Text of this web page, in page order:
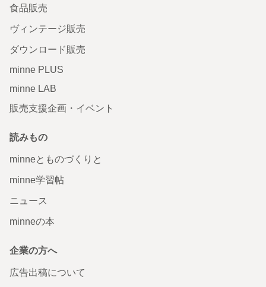
食品販売
ヴィンテージ販売
ダウンロード販売
minne PLUS
minne LAB
販売支援企画・イベント
読みもの
minneとものづくりと
minne学習帖
ニュース
minneの本
企業の方へ
広告出稿について